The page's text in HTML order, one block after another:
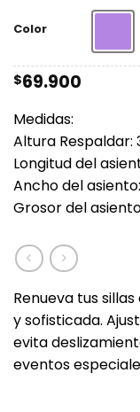
Color
Medidas:
Altura
Longitud del
Ancho del
Grosor del
$69.900
Renueva tus
y sofisticada.
evita
eventos